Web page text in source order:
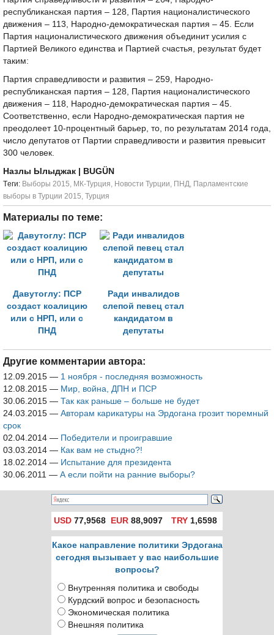
республиканская партия – 128, Партия националистического
движения – 113, Народно-демократическая партия – 45. Если
Партия националистического движения объединит усилия с
Партией Великого единства и Партией счастья, результат будет
таким:
Партия справедливости и развития – 259, Народно-
республиканская партия – 128, Партия националистического
движения – 118, Народно-демократическая партия – 45.
Соответственно, если Народно-демократическая партия не
преодолеет 10-процентный барьер, то, по результатам 2014 года,
число депутатов от Партии справедливости и развития превысит
300 человек.
Назлы Ылыджак
| BUGÜN
Tеги: Выборы 2015, МК-Турция, Новости Турции, ПНД, Парламентские
выборы в Турции 2015, Турция
Материалы по теме:
Давутоглу: ПСР
создаст коалицию
или с НРП, или с
ПНД
Ради инвалидов
слепой певец стал
кандидатом в
депутаты
Другие комментарии автора:
12.09.2015 — 1 ноября - последняя возможность
12.08.2015 — Мир, война, ДПН и ПСР
30.06.2015 — Так как раньше – больше не будет
24.03.2015 — Авторам карикатуры на Эрдогана грозит тюремный
срок
02.04.2014 — Победители и проигравшие
03.03.2014 — Как вам не стыдно?!
18.02.2014 — Испытание для президента
30.06.2011 — А если пойти на ранние выборы?
USD 77,9568 EUR 88,9097 TRY1,6598
Какое направление политики Эрдогана
сегодня вызывает у вас наибольшие
вопросы?
Внутренняя политика и свободы
Курдский вопрос и безопасность
Экономическая политика
Внешняя политика